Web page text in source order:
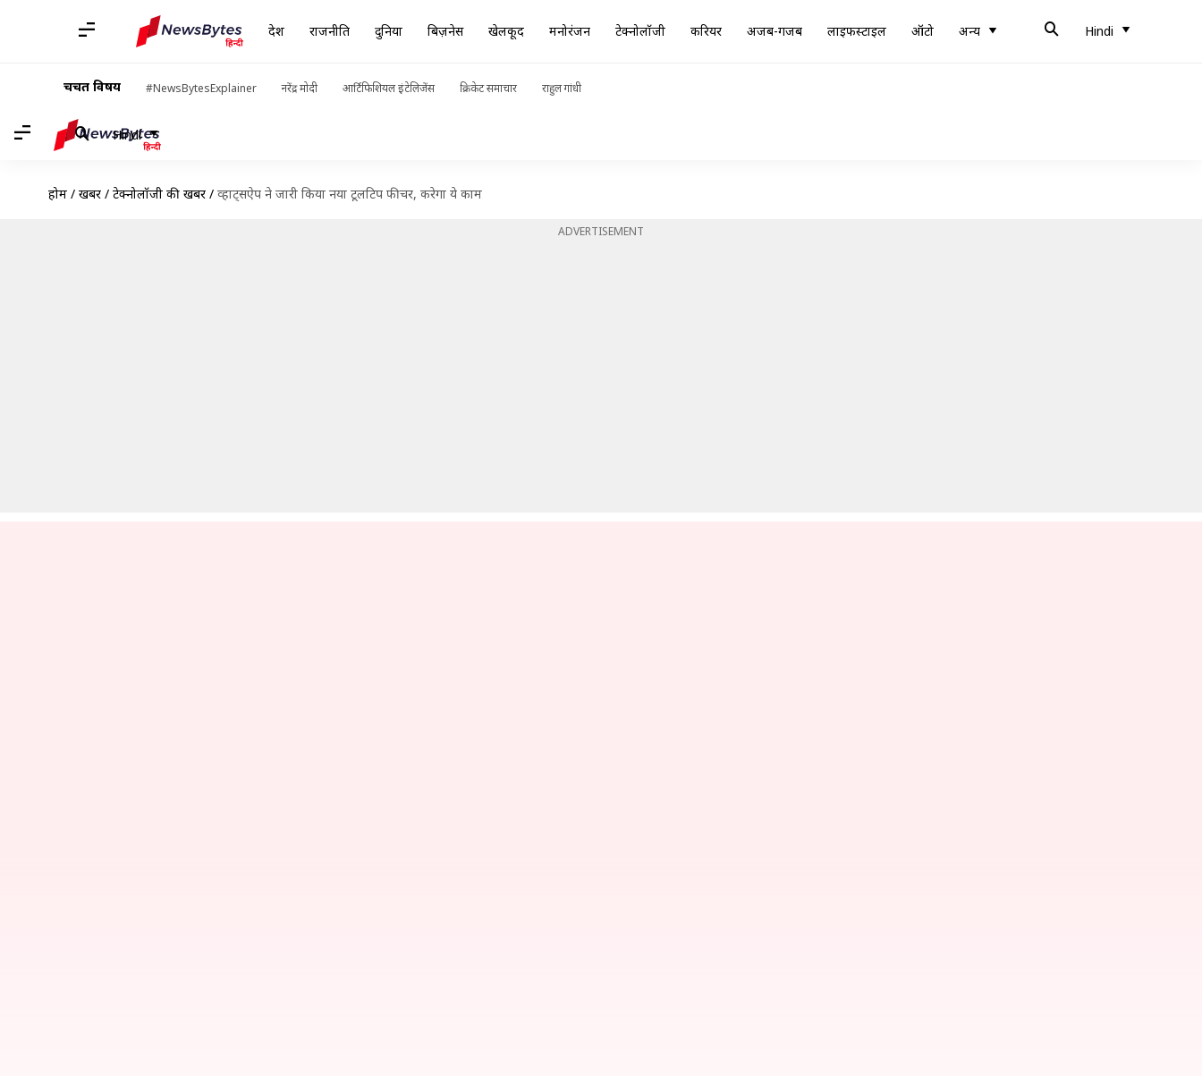
देश राजनीति दुनिया बिज़नेस खेलकूद मनोरंजन टेक्नोलॉजी करियर अजब-गजब लाइफस्टाइल ऑटो अन्य Hindi
चर्चित विषय #NewsBytesExplainer नरेंद्र मोदी आर्टिफिशियल इंटेलिजेंस क्रिकेट समाचार राहुल गांधी
Hindi
होम / खबरें / टेक्नोलॉजी की खबरें / व्हाट्सऐप ने जारी किया नया टूलटिप फीचर, करेगा ये काम
ADVERTISEMENT